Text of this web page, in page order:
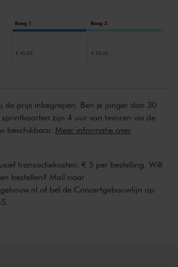
geen Beethoven ofzo. En heel Europa
Rang 1 Rang 2
€ 45,00 € 35,00
de prijs inbegrepen. Ben je jonger dan 30
sprintkaarten zijn 4 uur van tevoren via de
beschikbaar. Meer informatie over
transactiekosten: € 5 per bestelling. Wilt
bestellen? Mail naar
of bel de Concertgebouwlijn op